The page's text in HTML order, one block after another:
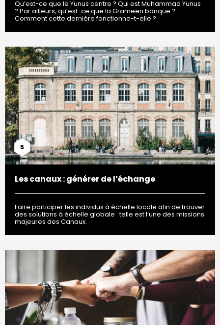
Qu’est-ce que le Yunus centre ? Qui est Muhammad Yunus
? Par ailleurs, qu’est-ce que la Grameen banque ?
Comment cette dernière fonctionne-t-elle ?
5
Les canaux : générer de l’échange
Faire participer les individus à échelle locale afin de trouver
des solutions à échelle globale : telle est l’une des missions
majeures des Canaux.